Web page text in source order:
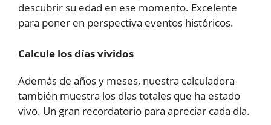
descubrir su edad en ese momento. Excelente
para poner en perspectiva eventos históricos.
Calcule los días vividos
Además de años y meses, nuestra calculadora
también muestra los días totales que ha estado
vivo. Un gran recordatorio para apreciar cada día.